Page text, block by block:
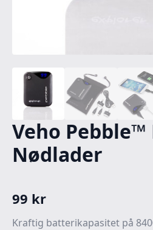
Veho Pebble™
Nødlader
99 kr
Kraftig batterikapasitet på